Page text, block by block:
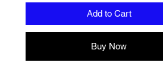
Add to Cart
Buy Now